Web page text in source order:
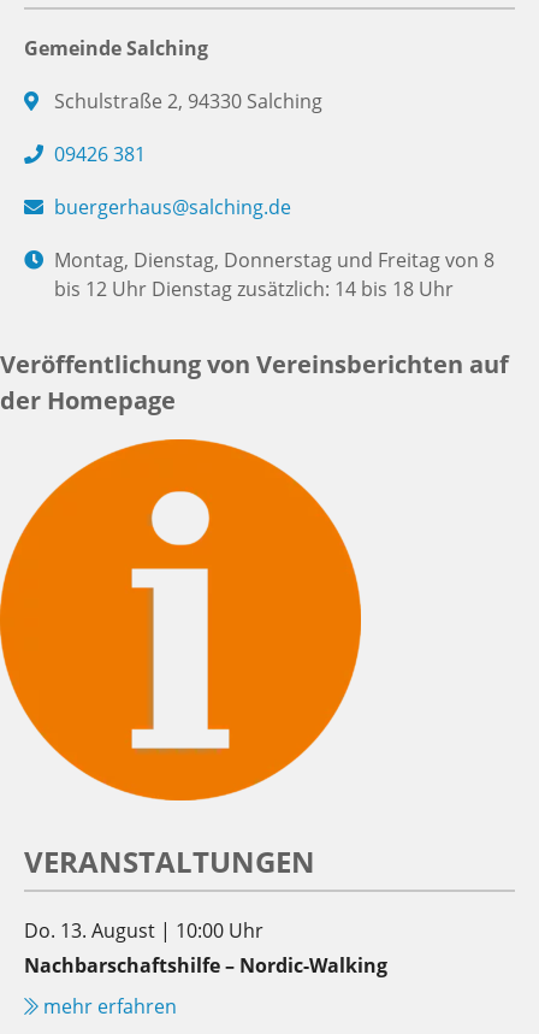
Gemeinde Salching
Schulstraße 2, 94330 Salching
09426 381
buergerhaus@salching.de
Montag, Dienstag, Donnerstag und Freitag von 8
bis 12 Uhr Dienstag zusätzlich: 14 bis 18 Uhr
Veröffentlichung von Vereinsberichten auf
der Homepage
VERANSTALTUNGEN
Do. 13. August | 10:00 Uhr
Nachbarschaftshilfe – Nordic-Walking
mehr erfahren